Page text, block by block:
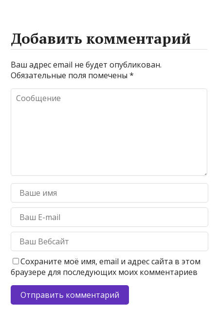
Добавить комментарий
Ваш адрес email не будет опубликован.
Обязательные поля помечены*
Сохраните моё имя, email и адрес сайта в этом
браузере для последующих моих комментариев